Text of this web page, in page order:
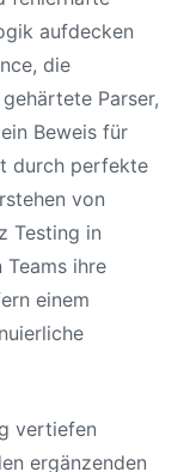
aufdecken
die
Parser,
Beweis für
durch perfekte
von
Testing in
ihre
einem
vertiefen
ergänzenden